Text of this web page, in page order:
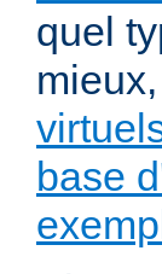
quel
base